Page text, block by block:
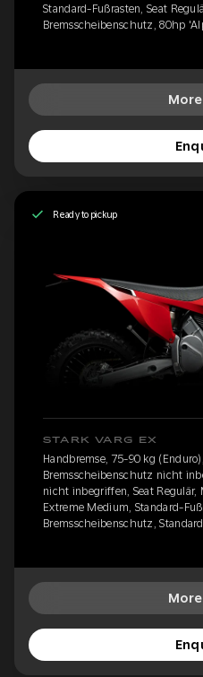
Standard-Fußrasten, Seat
Bremsscheibenschutz, 80hp
Ready to pickup
STARK VARG EX
Handbremse, 75-90 kg
Bremsscheibenschutz nicht
nicht inbegriffen, Seat Regulär,
Extreme Medium, Standard-
Bremsscheibenschutz,